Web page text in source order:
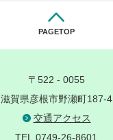
PAGETOP
〒522 - 0055
滋賀県彦根市野瀬町187-4
交通アクセス
TEL.0749-26-8601